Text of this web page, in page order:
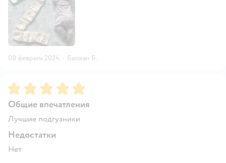
08 февраля 2024 · Балжан Б.
Рейтинг:5
Общие впечатления
Лучшие подгузники
Недостатки
Нет